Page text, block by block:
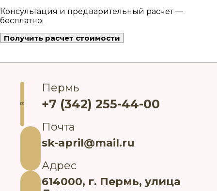
Консультация и предварительный расчет —
бесплатно.
Получить расчет стоимости
Пермь
+7 (342) 255-44-00
Почта
sk-april@mail.ru
Адрес
614000, г. Пермь, улица